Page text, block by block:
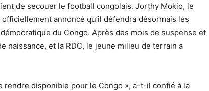
de secouer le football congolais. Jorthy Mokio, le
officiellement annoncé qu’il défendra désormais les
du Congo. Après des mois de suspense et
naissance, et la RDC, le jeune milieu de terrain a
rendre disponible pour le Congo », a-t-il confié à la